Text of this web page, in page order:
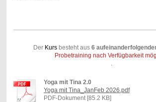
Der Kurs besteht aus 6
Probetraining nach Verfügbarkeit
Yoga mit Tina 2.0
Yoga mit Tina_JanFeb 2026.pdf
PDF-Dokument [85.2 KB]